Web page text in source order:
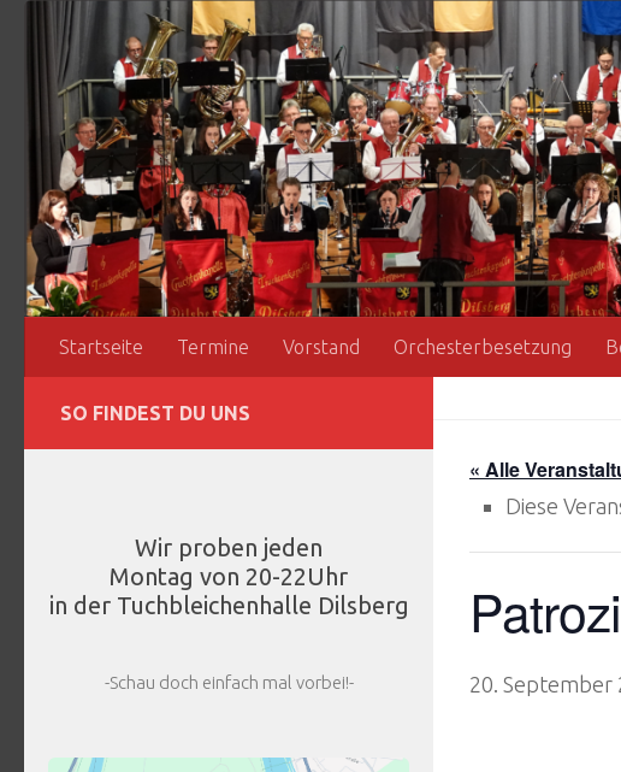
Zum Inhalt springen
Startseite Termine Vorstand Orchesterbesetzung
« Alle
Diese
20. September
SO FINDEST DU UNS
Wir proben jeden
Montag von 20-22Uhr
in der Tuchbleichenhalle Dilsberg
-Schau doch einfach mal vorbei!-